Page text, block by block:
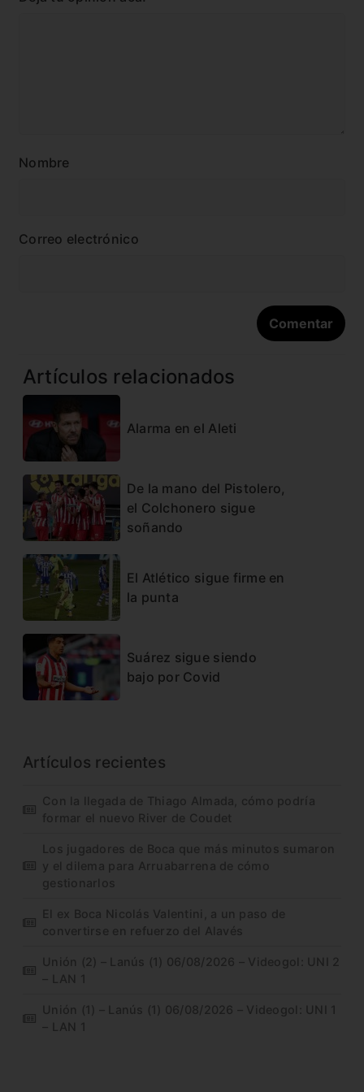
Nombre
Correo electrónico
Artículos relacionados
Alarma en el Aleti
De la mano del Pistolero,
el Colchonero sigue
soñando
El Atlético sigue firme en
la punta
Suárez sigue siendo
bajo por Covid
Artículos recientes
Con la llegada de Thiago Almada, cómo podría
formar el nuevo River de Coudet
Los jugadores de Boca que más minutos sumaron
y el dilema para Arruabarrena de cómo
gestionarlos
El ex Boca Nicolás Valentini, a un paso de
convertirse en refuerzo del Alavés
Unión (2) – Lanús (1) 06/08/2026 – Videogol: UNI 2
– LAN 1
Unión (1) – Lanús (1) 06/08/2026 – Videogol: UNI 1
– LAN 1